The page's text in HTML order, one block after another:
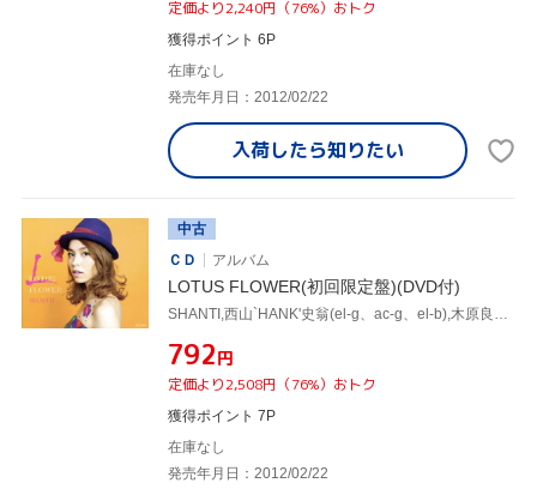
定価より2,240円（76%）おトク
獲得ポイント 6P
在庫なし
発売年月日：2012/02/22
入荷したら知りたい
中古
ＣＤ
アルバム
LOTUS FLOWER(初回限定盤)(DVD付)
SHANTI,西山`HANK'史翁(el-g、ac-g、el-b),木原良輔(el-g、ac-g),小沼ようすけ(el-g、ac-g),クリヤ・マコト(p),PENNY-K(key、org),フィリップ・ウー(org),ジェイ・スティックス(ds)
¥792円
定価より2,508円（76%）おトク
獲得ポイント 7P
在庫なし
発売年月日：2012/02/22